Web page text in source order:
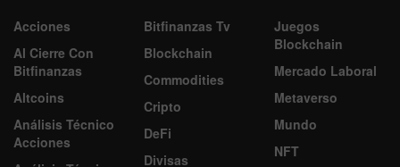
Acciones
Al Cierre Con
Bitfinanzas
Altcoins
Análisis Técnico
Acciones
Bitfinanzas Tv
Blockchain
Commodities
Cripto
DeFi
Divisas
Juegos
Blockchain
Mercado Laboral
Metaverso
Mundo
NFT